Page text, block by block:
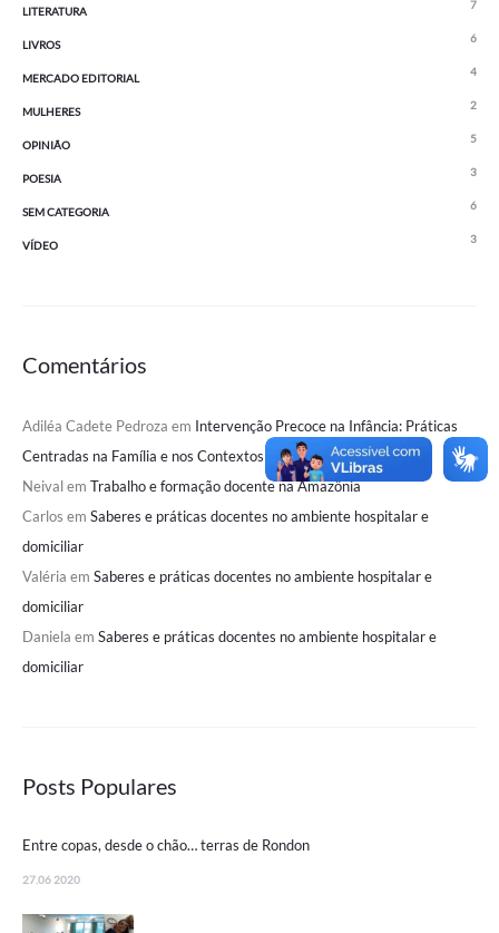
LITERATURA 7
LIVROS 6
MERCADO EDITORIAL 4
MULHERES 2
OPINIÃO 5
POESIA 3
SEM CATEGORIA 6
VÍDEO 3
Comentários
Adiléa Cadete Pedroza em Intervenção Precoce na Infância: Práticas
Centradas na Família e nos Contextos Naturais
Neivalem Trabalho e formação docente na Amazônia
Carlos em Saberes e práticas docentes no ambiente hospitalar e
domiciliar
Valéria em Saberes e práticas docentes no ambiente hospitalar e
domiciliar
Daniela em Saberes e práticas docentes no ambiente hospitalar e
domiciliar
Posts Populares
Entre copas, desde o chão… terras de Rondon
27.06 2020